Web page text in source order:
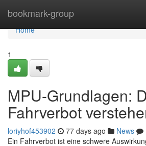
bookmark-group
Home
Home
1
MPU-Grundlagen:
Fahrverbot
loriyhof453902 77 days ago News
Ein Fahrverbot ist eine schwere